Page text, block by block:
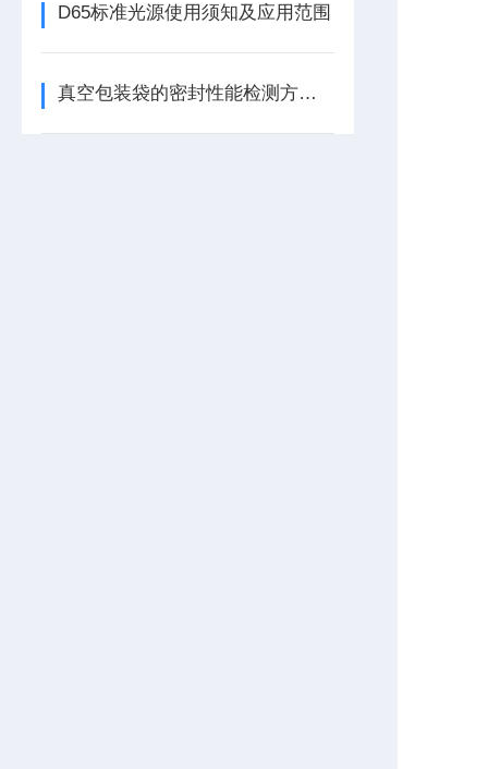
D65标准光源使用须知及应用范围
真空包装袋的密封性能检测方法和仪器